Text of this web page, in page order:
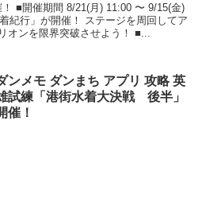
15(金)
イテムを集め、★3リュー・リオンを限界突破させよう！ ■...
ンメモ ダンまち アプリ 攻略 英
試練「港街水着大決戦 後半」
催！